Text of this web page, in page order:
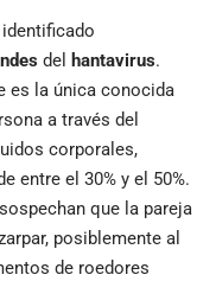
del hantavirus.
es la única conocida
a través del
corporales,
entre el 30% y el 50%.
que la pareja
posiblemente al
de roedores